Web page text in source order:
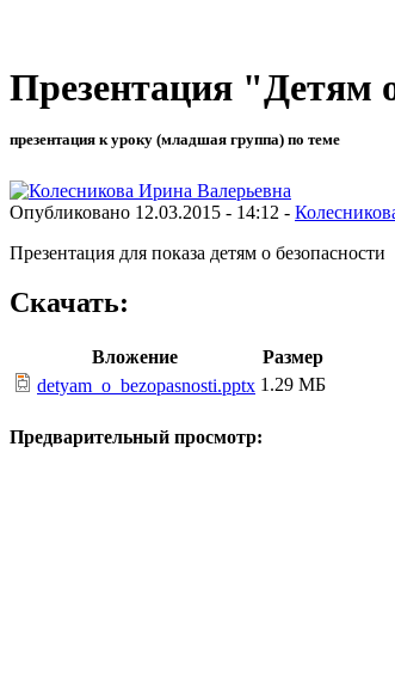
Презентация "Детям
презентация к уроку (младшая группа) по теме
Опубликовано 12.03.2015 - 14:12 -
Презентация для показа детям о безопасности
Скачать:
Вложение
Размер
detyam_o_bezopasnosti.pptx 1.29 МБ
Предварительный просмотр: